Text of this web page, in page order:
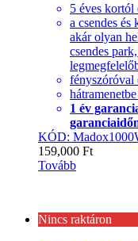
5 éves
a csendes és
akár olyan
csendes
fényszóróval
1 év
KÓD:
159,000 Ft
Tovább
Nincs raktáron